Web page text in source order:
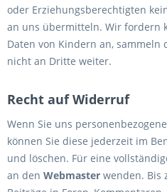
oder Erziehungsberechtigten
an uns übermitteln. Wir fordern
Daten von Kindern an, sammeln
nicht an Dritte weiter.
Recht auf Widerruf
Wenn Sie uns
können Sie diese jederzeit im
und löschen. Für eine
an den Webmaster wenden. Bis